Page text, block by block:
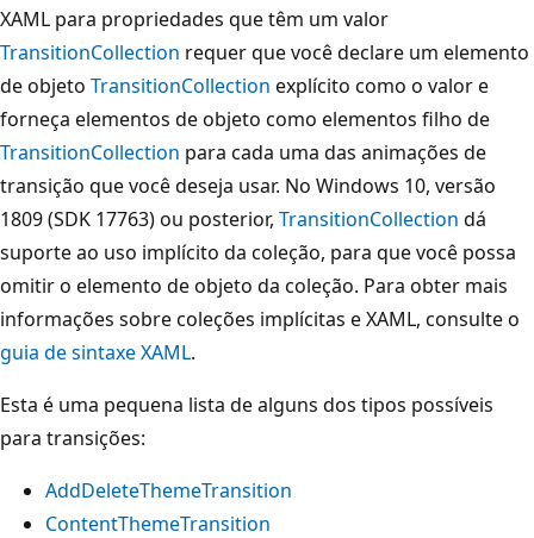
XAML para propriedades que têm um valor
TransitionCollection requer que você declare um elemento
de objeto TransitionCollection explícito como o valor e
forneça elementos de objeto como elementos filho de
TransitionCollection para cada uma das animações de
transição que você deseja usar. No Windows 10, versão
1809 (SDK 17763) ou posterior, TransitionCollection dá
suporte ao uso implícito da coleção, para que você possa
omitir o elemento de objeto da coleção. Para obter mais
informações sobre coleções implícitas e XAML, consulte o
guia de sintaxe XAML.
Esta é uma pequena lista de alguns dos tipos possíveis
para transições:
AddDeleteThemeTransition
ContentThemeTransition